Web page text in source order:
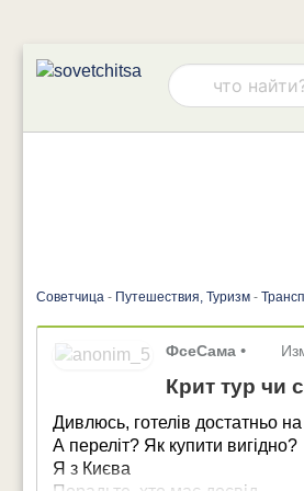
Советчица - Путешествия, Туризм -
ФсеСама •
Крит тур чи
Дивлюсь, готелів достатньо на
А переліт? Як купити вигідно?
Я з Києва